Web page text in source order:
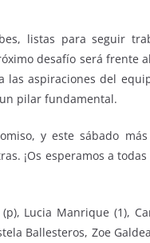
listas para seguir
desafío será frente
aspiraciones del
pilar fundamental.
y este sábado
¡Os esperamos a
Lucia Manrique (1),
Ballesteros, Zoe